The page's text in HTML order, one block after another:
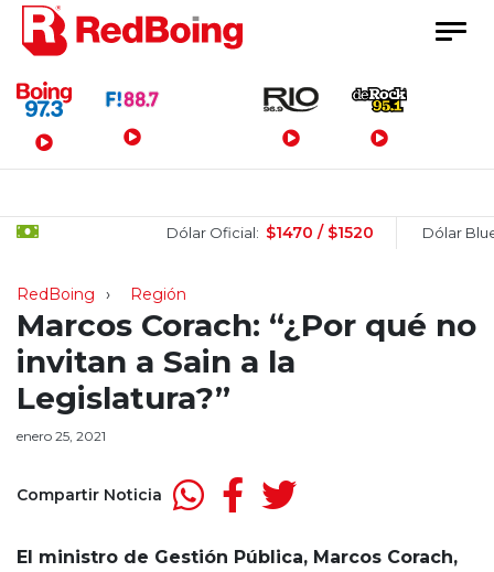
Menú Principal
Dólar Oficial: $1470 / $1520 Dólar Blue:
RedBoing Región
Marcos Corach: “¿Por qué no
invitan a Sain a la
Legislatura?”
enero 25, 2021
Compartir Noticia
El ministro de Gestión Pública, Marcos Corach,